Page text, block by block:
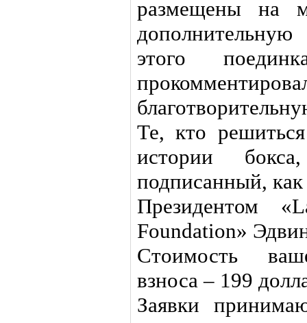
размещены на
этого
Те, кто
истории
подписанный,
Президентом
Foundation»
Стоимость
взноса – 199
Заявки